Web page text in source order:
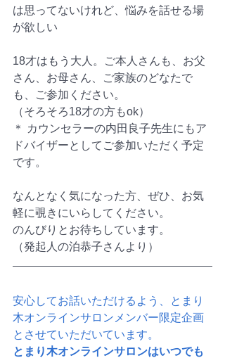
は思ってないけれど、悩みを話せる場
が欲しい
18才はもう大人。ご本人さんも、お父
さん、お母さん、ご家族のどなたで
も、ご参加ください。
（そろそろ18才の方もok）
＊ カウンセラーの内田良子先生にもア
ドバイザーとしてご参加いただく予定
です。
なんとなく気になった方、ぜひ、お気
軽に覗きにいらしてください。
のんびりとお待ちしています。
（発起人の泊恭子さんより）
安心してお話いただけるよう、とまり
木オンラインサロンメンバー限定企画
とさせていただいています。
とまり木オンラインサロンはいつでも